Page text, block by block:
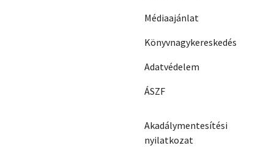
Médiaajánlat
Könyvnagykereskedés
Adatvédelem
ÁSZF
Akadálymentesítési
nyilatkozat